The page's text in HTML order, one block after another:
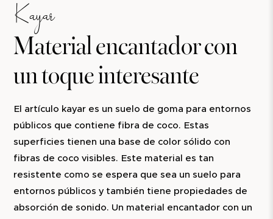
Kayar
Material encantador con
un toque interesante
El artículo kayar es un suelo de goma para entornos
públicos que contiene fibra de coco. Estas
superficies tienen una base de color sólido con
fibras de coco visibles. Este material es tan
resistente como se espera que sea un suelo para
entornos públicos y también tiene propiedades de
absorción de sonido. Un material encantador con un